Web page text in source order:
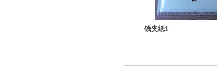
钱夹纸1